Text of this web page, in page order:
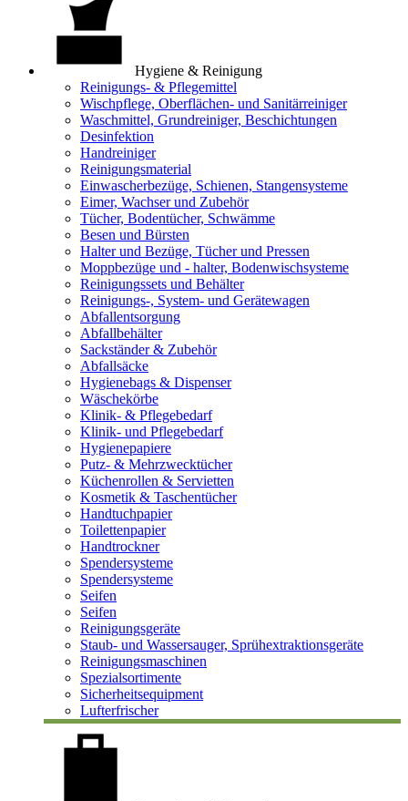
Hygiene & Reinigung
Reinigungs- & Pflegemittel
Wischpflege, Oberflächen- und Sanitärreiniger
Waschmittel, Grundreiniger, Beschichtungen
Desinfektion
Handreiniger
Reinigungsmaterial
Einwascherbezüge, Schienen, Stangensysteme
Eimer, Wachser und Zubehör
Tücher, Bodentücher, Schwämme
Besen und Bürsten
Halter und Bezüge, Tücher und Pressen
Moppbezüge und - halter, Bodenwischsysteme
Reinigungssets und Behälter
Reinigungs-, System- und Gerätewagen
Abfallentsorgung
Abfallbehälter
Sackständer & Zubehör
Abfallsäcke
Hygienebags & Dispenser
Wäschekörbe
Klinik- & Pflegebedarf
Klinik- und Pflegebedarf
Hygienepapiere
Putz- & Mehrzwecktücher
Küchenrollen & Servietten
Kosmetik & Taschentücher
Handtuchpapier
Toilettenpapier
Handtrockner
Spendersysteme
Spendersysteme
Seifen
Seifen
Reinigungsgeräte
Staub- und Wassersauger, Sprühextraktionsgeräte
Reinigungsmaschinen
Spezialsortimente
Sicherheitsequipment
Lufterfrischer